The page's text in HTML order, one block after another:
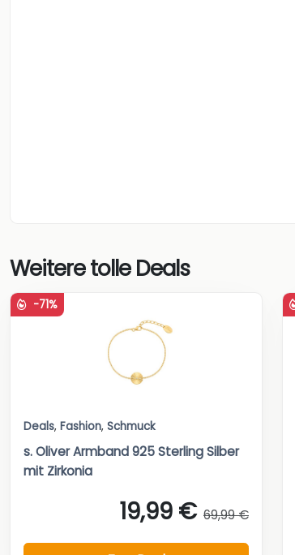
Weitere tolle Deals
-71%
Deals, Fashion, Schmuck
s. Oliver Armband 925 Sterling Silber
mit Zirkonia
19,99 € 69,99 €